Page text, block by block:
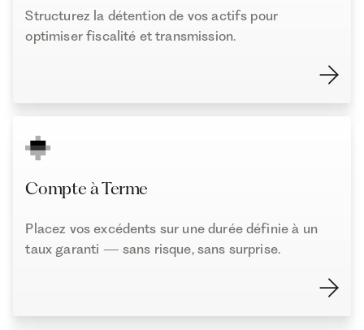
Structurez la détention de vos actifs pour
optimiser fiscalité et transmission.
Compte à Terme
Placez vos excédents sur une durée définie à un
taux garanti — sans risque, sans surprise.